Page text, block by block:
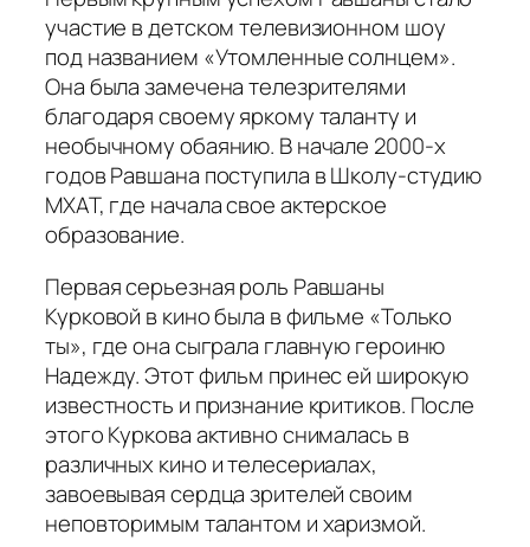
участие в детском телевизионном шоу
под названием «Утомленные солнцем».
Она была замечена телезрителями
благодаря своему яркому таланту и
необычному обаянию. В начале 2000-х
годов Равшана поступила в Школу-студию
МХАТ, где начала свое актерское
образование.
Первая серьезная роль Равшаны
Курковой в кино была в фильме «Только
ты», где она сыграла главную героиню
Надежду. Этот фильм принес ей широкую
известность и признание критиков. После
этого Куркова активно снималась в
различных кино и телесериалах,
завоевывая сердца зрителей своим
неповторимым талантом и харизмой.